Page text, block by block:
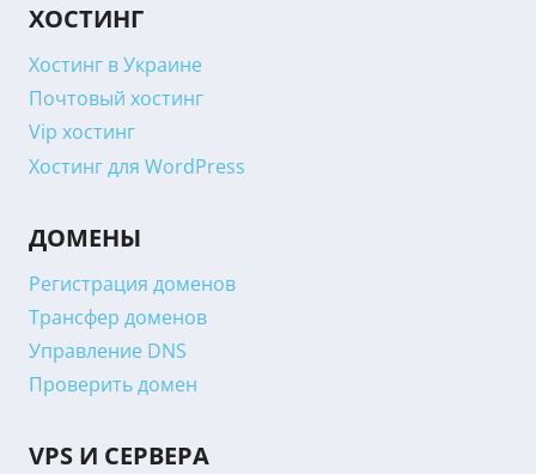
ХОСТИНГ
Хостинг в Украине
Почтовый хостинг
Vip хостинг
Хостинг для WordPress
ДОМЕНЫ
Регистрация доменов
Трансфер доменов
Управление DNS
Проверить домен
VPS И СЕРВЕРА